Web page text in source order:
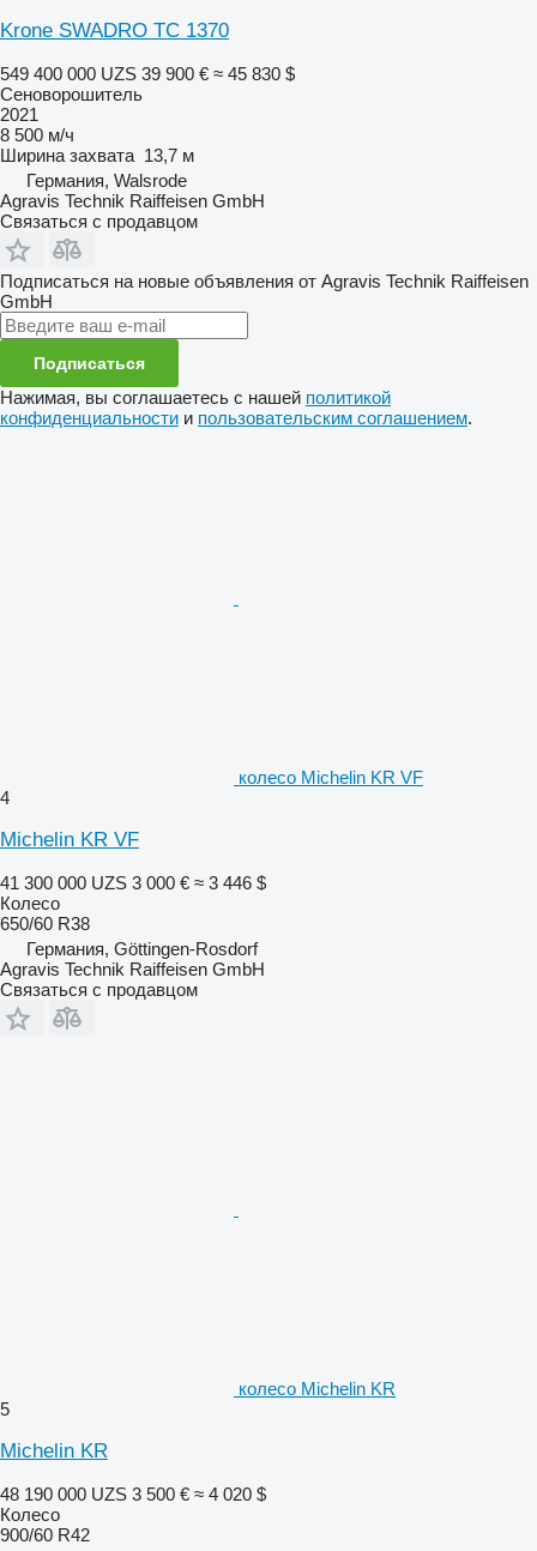
Krone SWADRO TC 1370
549 400 000 UZS 39 900 € ≈ 45 830 $
Сеноворошитель
2021
8 500 м/ч
Ширина захвата 13,7 м
Германия, Walsrode
Agravis Technik Raiffeisen GmbH
Связаться с продавцом
Подписаться на новые объявления от Agravis Technik Raiffeisen
GmbH
Подписаться
Нажимая, вы соглашаетесь с нашей политикой
конфиденциальности и пользовательским соглашением.
колесо Michelin KR VF
4
Michelin KR VF
41 300 000 UZS 3 000 € ≈ 3 446 $
Колесо
650/60 R38
Германия, Göttingen-Rosdorf
Agravis Technik Raiffeisen GmbH
Связаться с продавцом
колесо Michelin KR
5
Michelin KR
48 190 000 UZS 3 500 € ≈ 4 020 $
Колесо
900/60 R42